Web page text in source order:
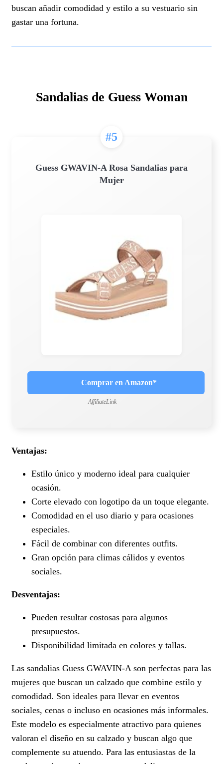
buscan añadir comodidad y estilo a su vestuario sin
gastar una fortuna.
Sandalias de Guess Woman
#5
Guess GWAVIN-A Rosa Sandalias para
Mujer
Comprar en Amazon*
AffiliateLink
Ventajas:
Estilo único y moderno ideal para cualquier
ocasión.
Corte elevado con logotipo da un toque elegante.
Comodidad en el uso diario y para ocasiones
especiales.
Fácil de combinar con diferentes outfits.
Gran opción para climas cálidos y eventos
sociales.
Desventajas:
Pueden resultar costosas para algunos
presupuestos.
Disponibilidad limitada en colores y tallas.
Las sandalias Guess GWAVIN-A son perfectas para las
mujeres que buscan un calzado que combine estilo y
comodidad. Son ideales para llevar en eventos
sociales, cenas o incluso en ocasiones más informales.
Este modelo es especialmente atractivo para quienes
valoran el diseño en su calzado y buscan algo que
complemente su atuendo. Para las entusiastas de la